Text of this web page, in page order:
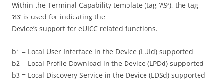
Within the Terminal Capability template (tag ‘A9′), the tag
’83’ is used for indicating the
Device’s support for eUICC related functions.
b1 = Local User Interface in the Device (LUId) supported
b2 = Local Profile Download in the Device (LPDd) supported
b3 = Local Discovery Service in the Device (LDSd) supported